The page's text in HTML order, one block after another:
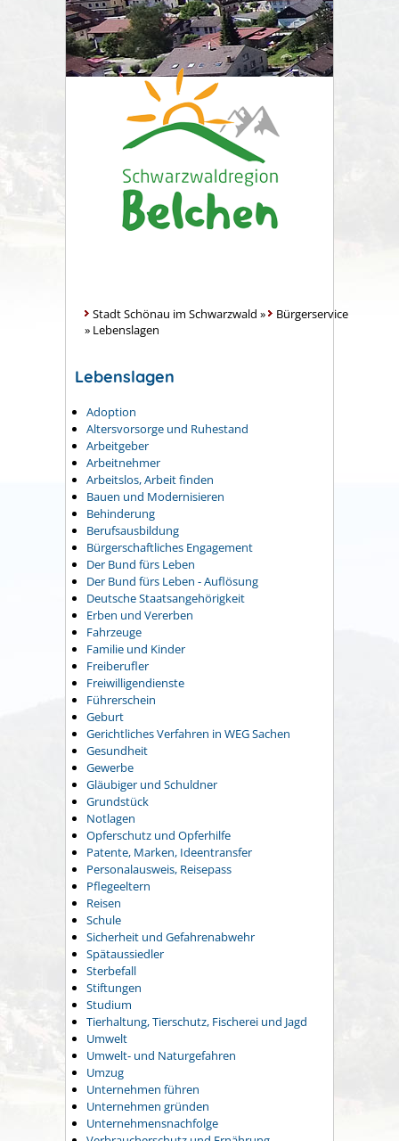
Stadt Schönau im Schwarzwald »
Bürgerservice
» Lebenslagen
Lebenslagen
Adoption
Altersvorsorge und Ruhestand
Arbeitgeber
Arbeitnehmer
Arbeitslos, Arbeit finden
Bauen und Modernisieren
Behinderung
Berufsausbildung
Bürgerschaftliches Engagement
Der Bund fürs Leben
Der Bund fürs Leben - Auflösung
Deutsche Staatsangehörigkeit
Erben und Vererben
Fahrzeuge
Familie und Kinder
Freiberufler
Freiwilligendienste
Führerschein
Geburt
Gerichtliches Verfahren in WEG Sachen
Gesundheit
Gewerbe
Gläubiger und Schuldner
Grundstück
Notlagen
Opferschutz und Opferhilfe
Patente, Marken, Ideentransfer
Personalausweis, Reisepass
Pflegeeltern
Reisen
Schule
Sicherheit und Gefahrenabwehr
Spätaussiedler
Sterbefall
Stiftungen
Studium
Tierhaltung, Tierschutz, Fischerei und Jagd
Umwelt
Umwelt- und Naturgefahren
Umzug
Unternehmen führen
Unternehmen gründen
Unternehmensnachfolge